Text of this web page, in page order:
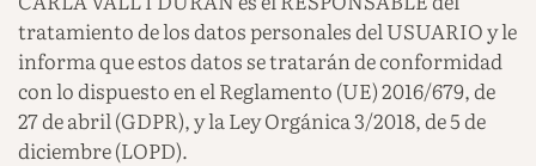
tratamiento de los datos personales del USUARIO y le
informa que estos datos se tratarán de conformidad
con lo dispuesto en el Reglamento (UE) 2016/679, de
27 de abril (GDPR), y la Ley Orgánica 3/2018, de 5 de
diciembre (LOPD).